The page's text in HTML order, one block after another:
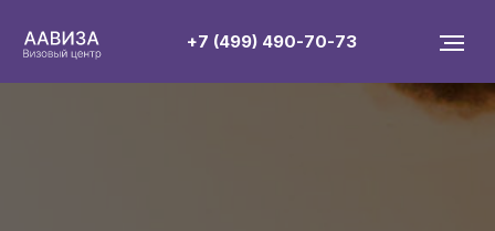
+7 (499) 490-70-73